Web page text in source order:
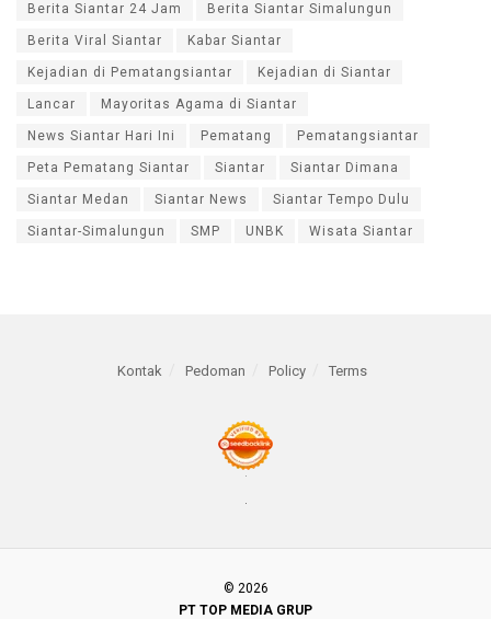
Berita Siantar 24 Jam Berita Siantar Simalungun
Berita Viral Siantar Kabar Siantar
Kejadian di Pematangsiantar Kejadian di Siantar
Lancar Mayoritas Agama di Siantar
News Siantar Hari Ini Pematang Pematangsiantar
Peta Pematang Siantar Siantar Siantar Dimana
Siantar Medan Siantar News Siantar Tempo Dulu
Siantar-Simalungun SMP UNBK Wisata Siantar
Kontak Pedoman Policy Terms
© 2026
PT TOP MEDIA GRUP